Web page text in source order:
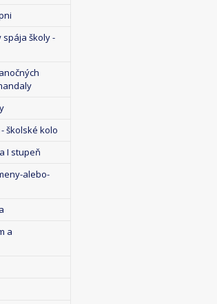
spája školy -
školské kolo
I stupeň
alebo-
a